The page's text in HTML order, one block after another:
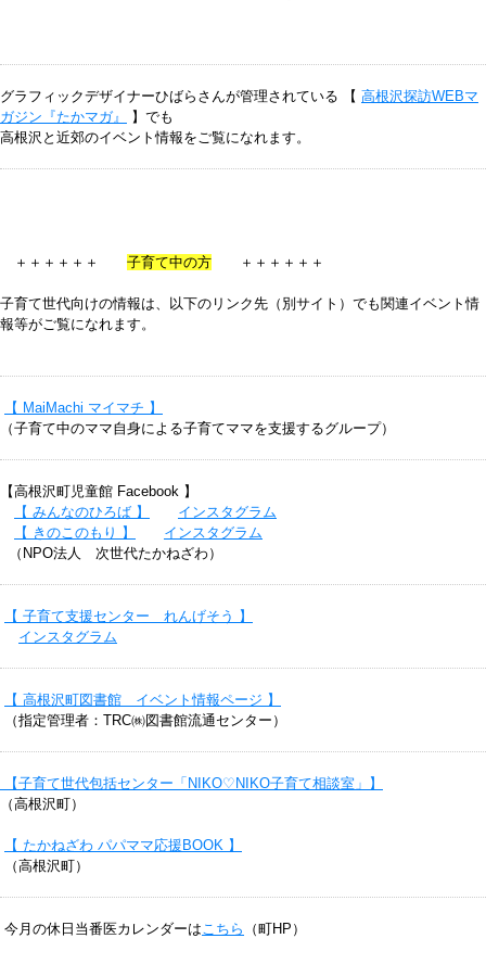
グラフィックデザイナーひばらさんが管理されている 【 高根沢探訪WEBマ
ガジン『たかマガ』
】でも
高根沢と近郊のイベント情報をご覧になれます。
＋＋＋＋＋＋ 子育て中の方 ＋＋＋＋＋＋
子育て世代向けの情報は、以下のリンク先（別サイト）でも関連イベント情
報等がご覧になれます。
【 MaiMachi マイマチ 】
（子育て中のママ自身による子育てママを支援するグループ）
【高根沢町児童館 Facebook 】
【 みんなのひろば 】
インスタグラム
【 きのこのもり 】
インスタグラム
（NPO法人 次世代たかねざわ）
【 子育て支援センター れんげそう 】
インスタグラム
【 高根沢町図書館 イベント情報ページ 】
（指定管理者：TRC㈱図書館流通センター）
【子育て世代包括センター「NIKO♡NIKO子育て相談室」】
（高根沢町）
【 たかねざわ パパママ応援BOOK 】
（高根沢町）
今月の休日当番医カレンダーはこちら （町HP）